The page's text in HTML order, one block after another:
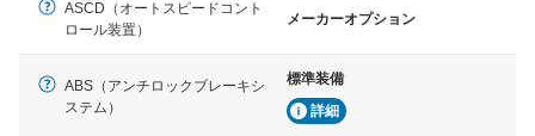
ASCD（オートスピードコント
ロール装置）
メーカーオプション
ABS（アンチロックブレーキシ
ステム）
標準装備
詳細